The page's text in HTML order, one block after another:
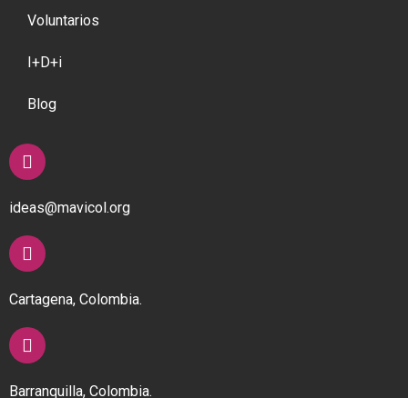
Voluntarios
I+D+i
Blog
ideas@mavicol.org
Cartagena, Colombia.
Barranquilla, Colombia.